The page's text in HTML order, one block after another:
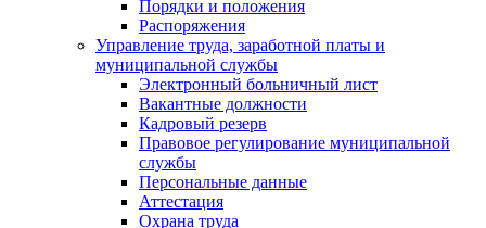
Порядки и положения
Распоряжения
Управление труда, заработной платы и
муниципальной службы
Электронный больничный лист
Вакантные должности
Кадровый резерв
Правовое регулирование муниципальной
службы
Персональные данные
Аттестация
Охрана труда